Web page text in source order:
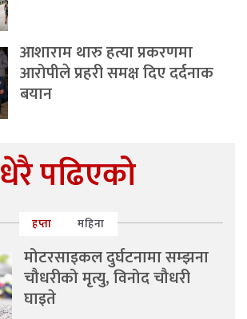
आशाराम थारु हत्या प्रकरणमा
आरोपीले प्रहरी समक्ष दिए दर्दनाक
बयान
धेरै पढिएको
हप्ता महिना
मोटरसाइकल दुर्घटनामा सम्झना
चौधरीको मृत्यु, विनोद चौधरी
घाइते